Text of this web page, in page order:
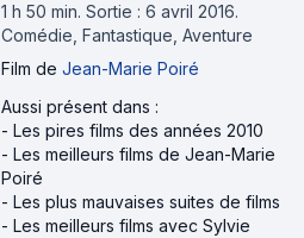
1 h 50 min. Sortie : 6 avril 2016.
Comédie, Fantastique, Aventure
Film de Jean-Marie Poiré
Aussi présent dans :
- Les pires films des années 2010
- Les meilleurs films de Jean-Marie
Poiré
- Les plus mauvaises suites de films
- Les meilleurs films avec Sylvie